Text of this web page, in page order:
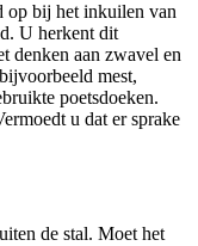
op bij het inkuilen van
U herkent dit
denken aan zwavel en
mest,
poetsdoeken.
u dat er sprake
de stal. Moet het